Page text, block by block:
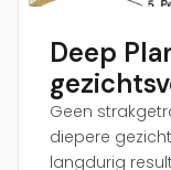
Deep
Geen
diepere
langdurig